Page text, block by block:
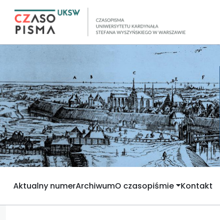
Aktualny numerArchiwumO czasopiśmie Kontakt